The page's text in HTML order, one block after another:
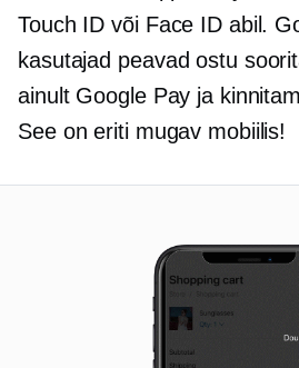
Touch ID või Face ID abil.
kasutajad peavad ostu
ainult Google Pay ja
See on eriti mugav mobiilis!